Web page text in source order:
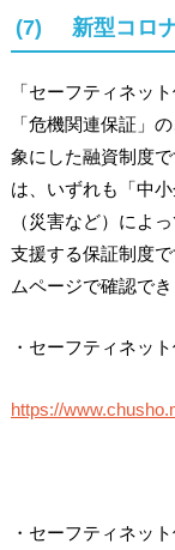
(7) 新型コロナ
「セーフティネッ
「危機関連保証」
象にした融資制度
は、いずれも「中
（災害など）によ
支援する保証制度
ムページで確認でき
・セーフティネッ
https://
・セーフティネッ